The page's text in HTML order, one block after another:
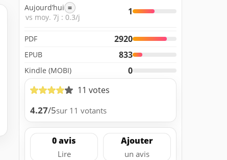
Aujourd’hui =
vs moy. 7j : 0.3/j
1
PDF 2920
EPUB 833
Kindle (MOBI)
0
11 votes
4.27/5sur 11 votants
0 avis
Lire
Ajouter
un avis